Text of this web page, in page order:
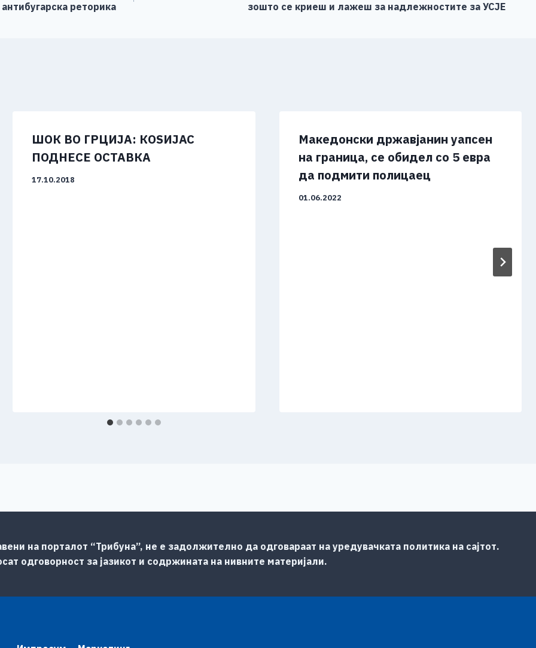
реторика
зошто се криеш и лажеш за надлежностите за УСЈЕ
ШОК ВО ГРЦИЈА: КОЅИЈАС
ПОДНЕСЕ ОСТАВКА
17.10.2018
Македонски државјанин уапсен
на граница, се обидел со 5 евра
да подмити полицаец
01.06.2022
на порталот “Трибуна”, не е задолжително да одговараат на уредувачката политика на сајтот.
одговорност за јазикот и содржината на нивните материјали.